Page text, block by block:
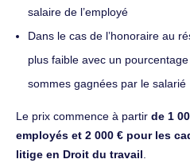
salaire de l’employé
Dans le cas de l’honoraire au
plus faible avec un
sommes gagnées par le salarié
Le prix commence à partir de 1
employés et 2 000 € pour les
litige en Droit du travail.